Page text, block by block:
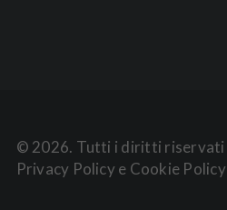
© 2026. Tutti i diritti riservati
Privacy Policye Cookie Policy